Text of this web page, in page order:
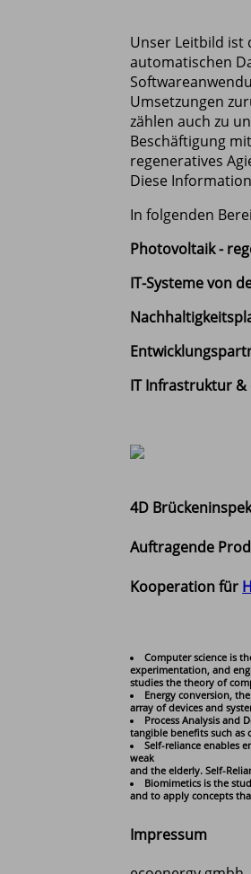
Unser Leitbild ist
automatischen
Umsetzungen
zählen auch zu
Beschäftigung
regeneratives
Diese
In folgenden
Photovoltaik -
IT-Systeme von
IT Infrastruktur
4D
Auftragende
Kooperation für
Computer science is
experimentation,and
studies the theory of
Energy conversion,
array of devices and
Process Analysis and
tangible benefits such as
Self-reliance enables
weak
and the elderly. Self-
Biomimetics is the
and to apply concepts
Impressum